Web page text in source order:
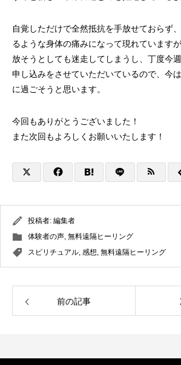
自覚しただけで全然抵抗を手放せておらず
るような身体の痛みになって現れています
放そうとしても迷走してしまうし、丁度今
申し込みをさせていただいているので、今
に過ごそうと思います。
今回もありがとうございました！
また次回もよろしくお願いいたします！
投稿者: 編集者
体験者の声, 無料遠隔ヒーリング
スピリチュアル, 感想, 無料遠隔ヒーリング
前の記事